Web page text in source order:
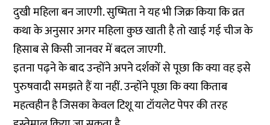
दुखी महिला बन जाएगी. सुष्मिता ने यह भी जिक्र किया कि व्रत
कथा के अनुसार अगर महिला कुछ खाती है तो खाई गई चीज के
हिसाब से किसी जानवर में बदल जाएगी.
इतना पढ़ने के बाद उन्होंने अपने दर्शकों से पूछा कि क्या वह इसे
पुरुषवादी समझते हैं या नहीं. उन्होंने पूछा कि क्या किताब
महत्वहीन है जिसका केवल टिशू या टॉयलेट पेपर की तरह